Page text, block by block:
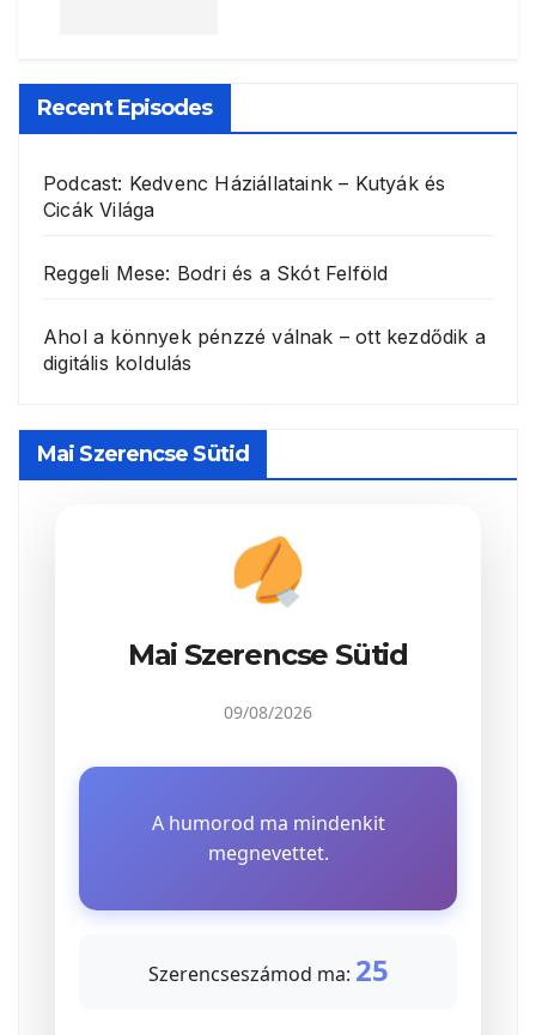
Recent Episodes
Podcast: Kedvenc Háziállataink – Kutyák és
Cicák Világa
Reggeli Mese: Bodri és a Skót Felföld
Ahol a könnyek pénzzé válnak – ott kezdődik a
digitális koldulás
Mai Szerencse Sütid
Mai Szerencse Sütid
09/08/2026
A humorod ma mindenkit
megnevettet.
Szerencseszámod ma: 25